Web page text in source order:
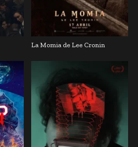
La Momia de Lee Cronin